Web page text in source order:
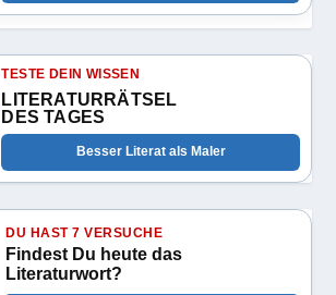
TESTE DEIN WISSEN
LITERATURRÄTSEL
DES TAGES
Besser Literat als Maler
DU HAST 7 VERSUCHE
Findest Du heute das
Literaturwort?